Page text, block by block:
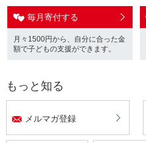
毎月寄付する
月々1500円から、自分に合った金
額で子どもの支援ができます。
もっと知る
メルマガ登録